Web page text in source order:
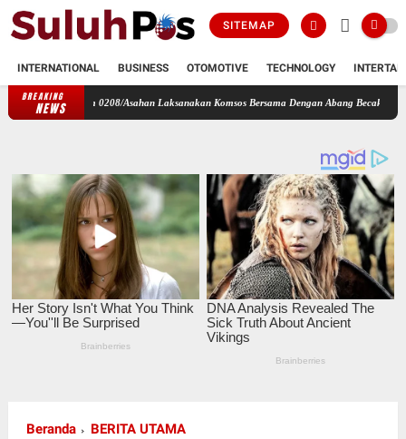
SITEMAP
INTERNATIONAL BUSINESS OTOMOTIVE TECHNOLOGY
BREAKING
NEWS
0208/Asahan Laksanakan Komsos Bersama Dengan Abang Becak Perbaharui
Beranda BERITA UTAMA